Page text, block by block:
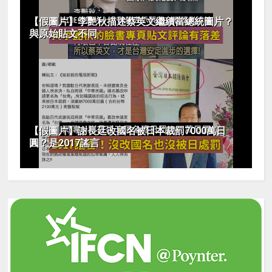
【假圖片】李艷秋描述蔡英文繼續當總統圖片？
與原始貼文不同
【假圖片】謝長廷改國名被日本裁罰7000萬日
圓？是2017謠言